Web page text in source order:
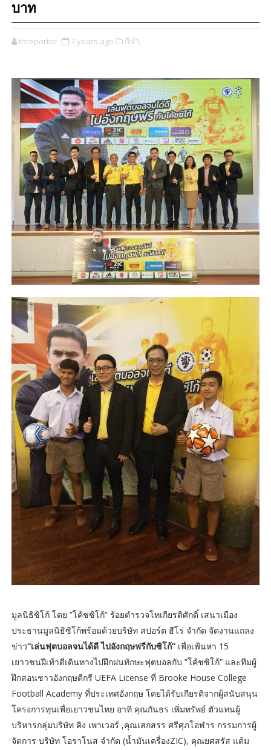
บาท
threportor 7 years ago กีฬา,
มูลนิธิซิโก้ โดย ”โค้ชซิโก้” ร้อยตำรวจโทเกียรติศักดิ์ เสนาเมือง
ประธานมูลนิธิซิโก้พร้อมด้วยบริษัท สปอร์ต ฮีโร่ จำกัด จัดงานแถลง
ข่าว“เล่นฟุตบอลจนได้ดี ไปอังกฤษฟรีกับซิโก้” เพื่อเฟ้นหา 15
เยาวชนฝีเท้าดีเดินทางไปฝึกฝนทักษะฟุตบอลกับ ”โค้ชซิโก้” และทีมผู้
ฝึกสอนชาวอังกฤษดีกรี UEFA License ที่ Brooke House College
Football Academy ที่ประเทศอังกฤษ โดยได้รับเกียรติจากผู้สนับสนุน
โครงการทุนเพื่อเยาวชนไทย อาทิ คุณกันธร เพิ่มทรัพย์ ตัวแทนผู้
บริหารกลุ่มบริษัท คิง เพาเวอร์ ,คุณเสกสรร ศรีศุภโอฬาร กรรมการผู้
จัดการ บริษัท โอราโนส จำกัด (น้ำมันเครื่องZIC), คุณยศสรัส แต้ม